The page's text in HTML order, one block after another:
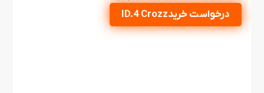
درخواست خریدID.4 Crozz